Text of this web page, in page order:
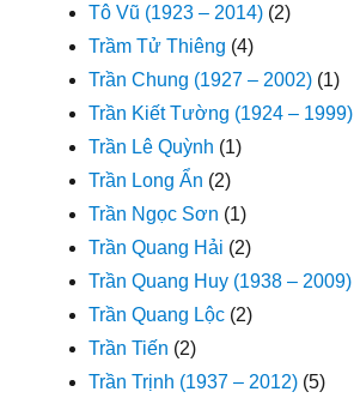
Tô Vũ (1923 – 2014) (2)
Trầm Tử Thiêng (4)
Trần Chung (1927 – 2002) (1)
Trần Kiết Tường (1924 – 1999)
Trần Lê Quỳnh (1)
Trần Long Ẩn (2)
Trần Ngọc Sơn (1)
Trần Quang Hải (2)
Trần Quang Huy (1938 – 2009)
Trần Quang Lộc (2)
Trần Tiến (2)
Trần Trịnh (1937 – 2012) (5)